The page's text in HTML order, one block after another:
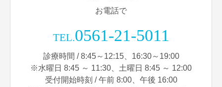
お電話で
TEL.0561-21-5011
診療時間 / 8:45～12:15、16:30～19:00
※水曜日 8:45 ～ 11:30、土曜日 8:45 ～ 12:00
受付開始時刻 / 午前 8:00、午後 16:00